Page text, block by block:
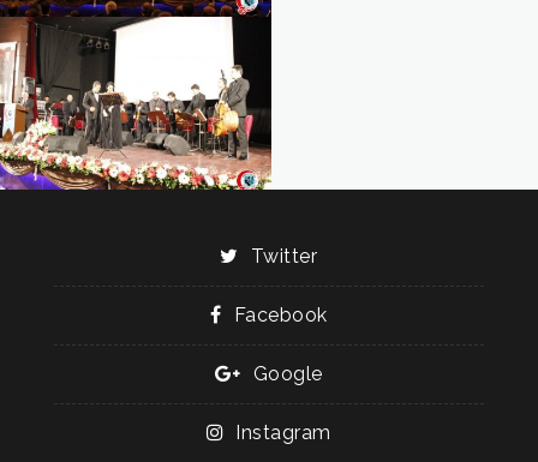
Twitter
Facebook
Google
Instagram